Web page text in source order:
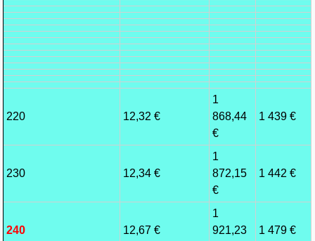
220 12,32 €
1
868,44
€
1 439 €
230 12,34 €
1
872,15
€
1 442 €
240 12,67 €
1
921,23
1 479 €